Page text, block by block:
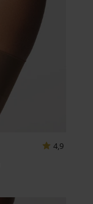
4,9